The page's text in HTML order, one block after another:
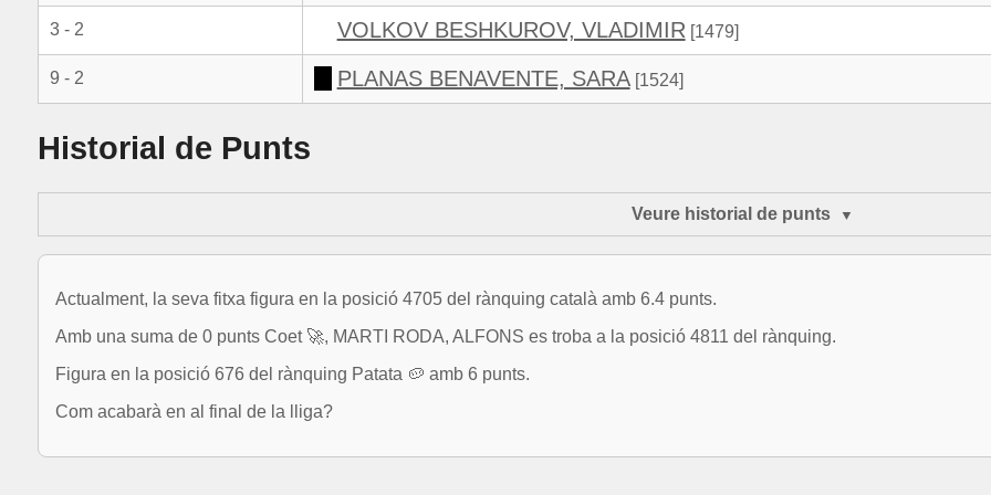
3 - 2 VOLKOV BESHKUROV, VLADIMIR [1479]
9 - 2 PLANAS BENAVENTE, SARA[1524]
Historial de Punts
Veure historial de punts
Actualment, la seva fitxa figura en la posició 4705 del rànquing català amb 6.4 punts.
Amb una suma de 0 punts Coet 🚀, MARTI RODA, ALFONS es troba a la posició 4811 del rànquing.
Figura en la posició 676 del rànquing Patata 🥔 amb 6 punts.
Com acabarà en al final de la lliga?